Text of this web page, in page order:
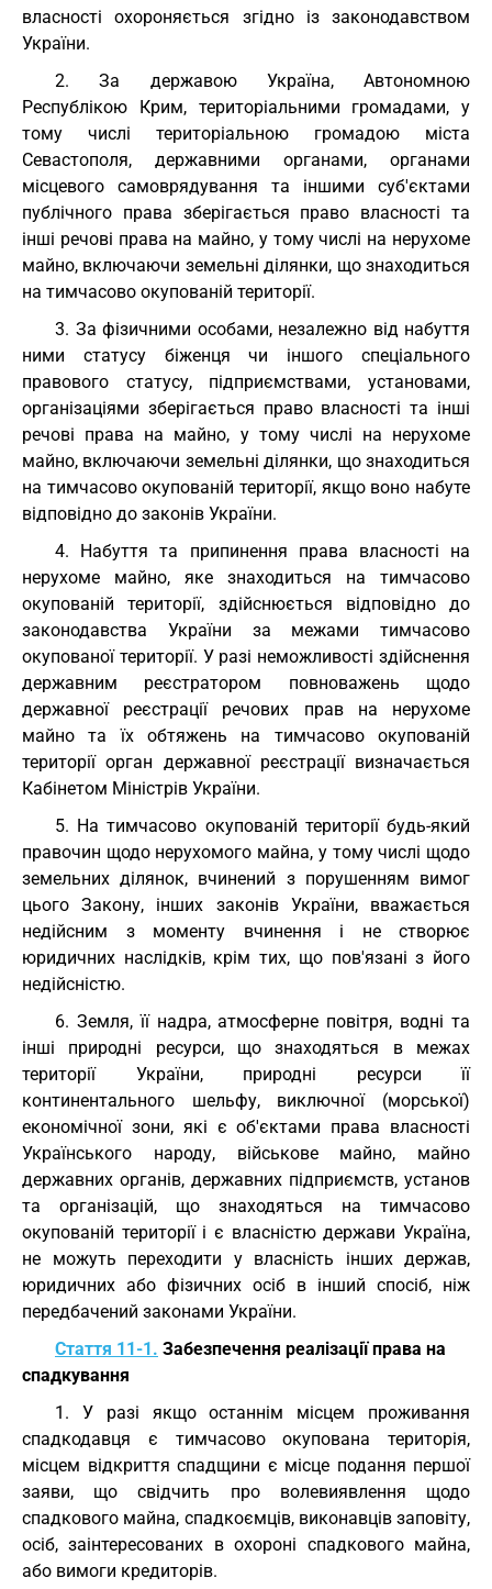
власності охороняється згідно із законодавством
України.
2. За державою Україна, Автономною
Республікою Крим, територіальними громадами, у
тому числі територіальною громадою міста
Севастополя, державними органами, органами
місцевого самоврядування та іншими суб'єктами
публічного права зберігається право власності та
інші речові права на майно, у тому числі на нерухоме
майно, включаючи земельні ділянки, що знаходиться
на тимчасово окупованій території.
3. За фізичними особами, незалежно від набуття
ними статусу біженця чи іншого спеціального
правового статусу, підприємствами, установами,
організаціями зберігається право власності та інші
речові права на майно, у тому числі на нерухоме
майно, включаючи земельні ділянки, що знаходиться
на тимчасово окупованій території, якщо воно набуте
відповідно до законів України.
4. Набуття та припинення права власності на
нерухоме майно, яке знаходиться на тимчасово
окупованій території, здійснюється відповідно до
законодавства України за межами тимчасово
окупованої території. У разі неможливості здійснення
державним реєстратором повноважень щодо
державної реєстрації речових прав на нерухоме
майно та їх обтяжень на тимчасово окупованій
території орган державної реєстрації визначається
Кабінетом Міністрів України.
5. На тимчасово окупованій території будь-який
правочин щодо нерухомого майна, у тому числі щодо
земельних ділянок, вчинений з порушенням вимог
цього Закону, інших законів України, вважається
недійсним з моменту вчинення і не створює
юридичних наслідків, крім тих, що пов'язані з його
недійсністю.
6. Земля, її надра, атмосферне повітря, водні та
інші природні ресурси, що знаходяться в межах
території України, природні ресурси її
континентального шельфу, виключної (морської)
економічної зони, які є об'єктами права власності
Українського народу, військове майно, майно
державних органів, державних підприємств, установ
та організацій, що знаходяться на тимчасово
окупованій території і є власністю держави Україна,
не можуть переходити у власність інших держав,
юридичних або фізичних осіб в інший спосіб, ніж
передбачений законами України.
Стаття 11-1. Забезпечення реалізації права на
спадкування
1. У разі якщо останнім місцем проживання
спадкодавця є тимчасово окупована територія,
місцем відкриття спадщини є місце подання першої
заяви, що свідчить про волевиявлення щодо
спадкового майна, спадкоємців, виконавців заповіту,
осіб, заінтересованих в охороні спадкового майна,
або вимоги кредиторів.